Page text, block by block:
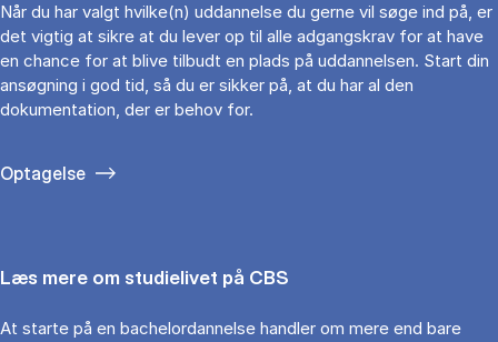
Når du har valgt hvilke(n) uddannelse du gerne vil søge ind på, er
det vigtig at sikre at du lever op til alle adgangskrav for at have
en chance for at blive tilbudt en plads på uddannelsen. Start din
ansøgning i god tid, så du er sikker på, at du har al den
dokumentation, der er behov for.
Optagelse
Læs mere om studielivet på CBS
At starte på en bachelordannelse handler om mere end bare